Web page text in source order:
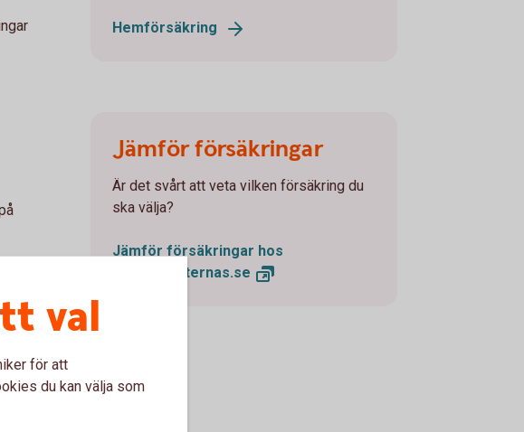
Hemförsäkring
Jämför försäkringar
Är det svårt att veta vilken försäkring du
ska välja?
Jämför försäkringar hos
Konsumenternas.se
val
för att
du kan välja som